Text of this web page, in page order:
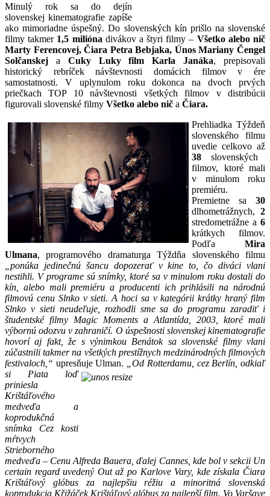
Minulý rok sa do dejín
slovenskej kinematografie zapíše
ako mimoriadne úspešný. Do slovenských kín prišlo na slovenské
filmy takmer1,5 milióna divákov a štyri filmy – Všetkoalebo nič
Marty Ferencovej, Čiara Petra Bebjaka, Únos Mariany Čengel
Solčanskej a Cuky Luky film Karla Janáka, prepisovali
historický rebríček návštevnosti domácich filmov v ére
samostatnosti. V uplynulom roku dokonca na dvoch prvých
priečkach TOP 10 návštevnosti všetkých filmov v distribúcii
figurovali slovenské filmy Všetko alebo nič a Čiara.
Prehliadka Týždeň
slovenského filmu
uvedie celkovo až
38 slovenských
filmov, ktoré mali
v minulom roku
premiéru.
Premietne sa 30
dlhometrážnych, 2
stredometrážne a 6
krátkych filmov.
Podľa Mira
Ulmana, programového dramaturga Týždňa slovenského filmu
„ponúka jedinečnú šancu dopozerať v kine to, čo diváci vlani
nestihli. V programe sú snímky, ktoré sa v minulom roku dostali do
kín, alebo mali premiéru a producenti ich prihlásili na národnú
filmovú cenu Slnko v sieti. A hoci sa v kategórii krátky hraný film
Slnko v sieti neudeľuje, rozhodli sme sa do programu zaradiť i
študentské filmy Magic Moments a Atlantída, 2003, ktoré mali
výbornú odozvu v zahraničí. O úspešnosti slovenskej kinematografie
hovorí aj fakt, že s výnimkou Benátok sa slovenské filmy vlani
zúčastnili takmer na všetkých prestížnych medzinárodných filmových
festivaloch,“ upresňuje Ulman. „Od Rotterdamu, cez Berlín, odkiaľ
si Piata loď
priniesla
Krištáľového
medveďa a
koprodukčná
snímka Cez kosti
mŕtvych
Strieborného
medveďa – Cenu Alfreda Bauera, ďalej Cannes, kde bol v sekcii Un
certain regard uvedený Out až po Karlove Vary, kde získala Čiara
Krištáľový glóbus za najlepšiu réžiu a minoritná slovenská
koprodukcia Křižáček Krištáľový glóbus za najlepší film. Vo Varšave